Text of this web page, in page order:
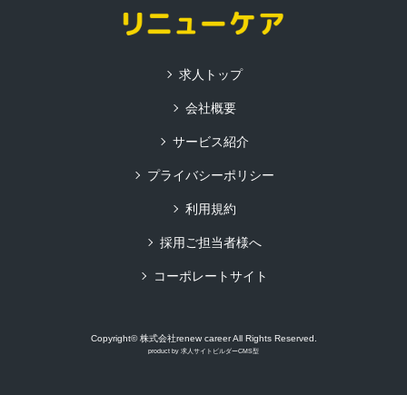
求人トップ
会社概要
サービス紹介
プライバシーポリシー
利用規約
採用ご担当者様へ
コーポレートサイト
Copyright© 株式会社renew career All Rights Reserved.
product by 求人サイトビルダーCMS型